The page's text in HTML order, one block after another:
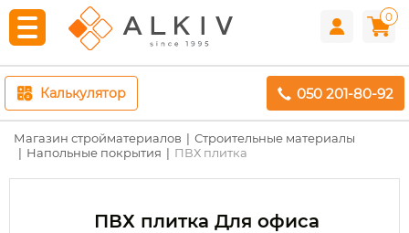
0
Калькулятор 050 201-80-92
Магазин стройматериалов
Строительные материалы
Напольные покрытия
ПВХ плитка
ПВХ плитка Для офиса